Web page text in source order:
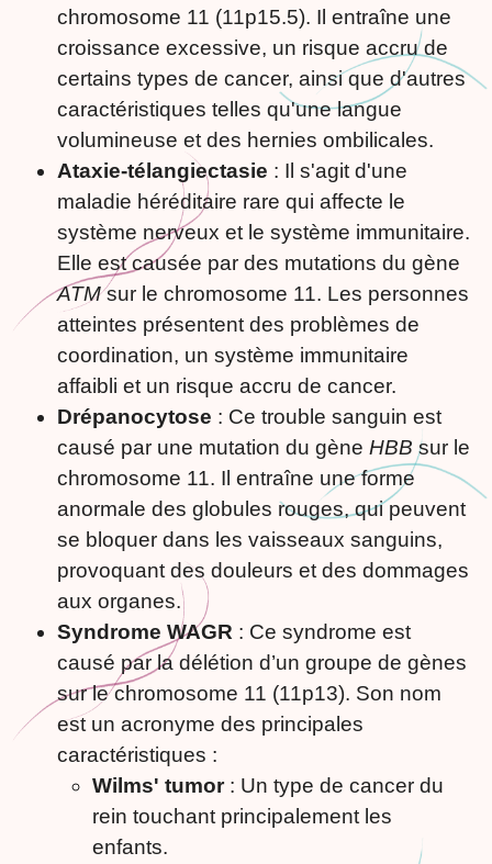
chromosome 11 (11p15.5). Il entraîne une
croissance excessive, un risque accru de
certains types de cancer, ainsi que d'autres
caractéristiques telles qu'une langue
volumineuse et des hernies ombilicales.
Ataxie-télangiectasie : Il s'agit d'une
maladie héréditaire rare qui affecte le
système nerveux et le système immunitaire.
Elle est causée par des mutations du gène
ATMsur le chromosome 11. Les personnes
atteintes présentent des problèmes de
coordination, un système immunitaire
affaibli et un risque accru de cancer.
Drépanocytose : Ce trouble sanguin est
causé par une mutation du gène HBB sur le
chromosome 11. Il entraîne une forme
anormale des globules rouges, qui peuvent
se bloquer dans les vaisseaux sanguins,
provoquant des douleurs et des dommages
aux organes.
Syndrome WAGR : Ce syndrome est
causé par la délétion d’un groupe de gènes
sur le chromosome 11 (11p13). Son nom
est un acronyme des principales
caractéristiques :
Wilms' tumor: Un type de cancer du
rein touchant principalement les
enfants.